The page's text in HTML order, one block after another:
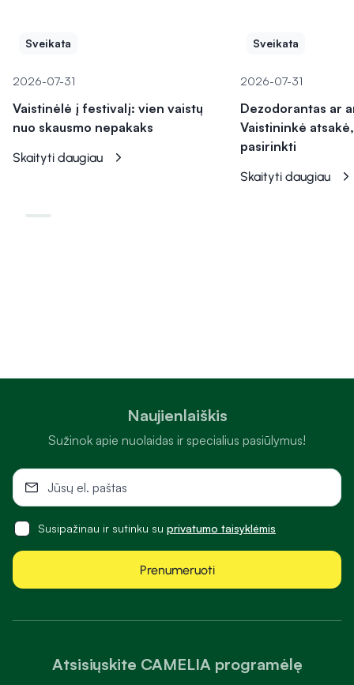
Sveikata
2026-07-31
Vaistinėlė į festivalį: vien vaistų
nuo skausmo nepakaks
Skaityti daugiau
Sveikata
2026-07-31
Dezodorantas ar
Vaistininkė
pasirinkti
Skaityti daugiau
Atsisiųskite CAMELIA programėlę
Naujienlaiškis
Sužinok apie nuolaidas ir specialius pasiūlymus!
Susipažinau ir sutinku su privatumo taisyklėmis
Prenumeruoti